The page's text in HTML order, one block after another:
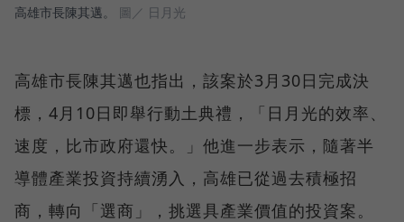
高雄市長陳其邁。 圖／ 日月光
高雄市長陳其邁也指出，該案於3月30日完成決
標，4月10日即舉行動土典禮，「日月光的效率、
速度，比市政府還快。」他進一步表示，隨著半
導體產業投資持續湧入，高雄已從過去積極招
商，轉向「選商」，挑選具產業價值的投資案。